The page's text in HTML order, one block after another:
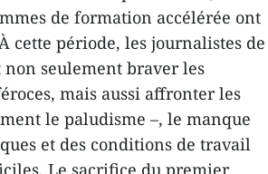
de formation accélérée ont
cette période, les journalistes de
non seulement braver les
mais aussi affronter les
le paludisme –, le manque
et des conditions de travail